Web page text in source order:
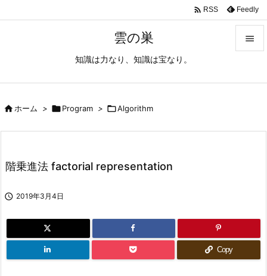
雲の巣
知識は力なり、知識は宝なり。

 RSS Feedly
ホーム > Program > Algorithm
階乗進法 factorial representation
 2019年3月4日
Copy